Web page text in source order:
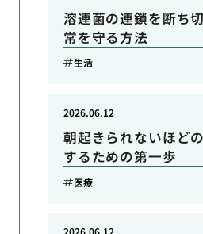
溶連菌の連鎖を断ち
常を守る方法
生活
朝起きられないほど
するための第一歩
2026.06.12
医療